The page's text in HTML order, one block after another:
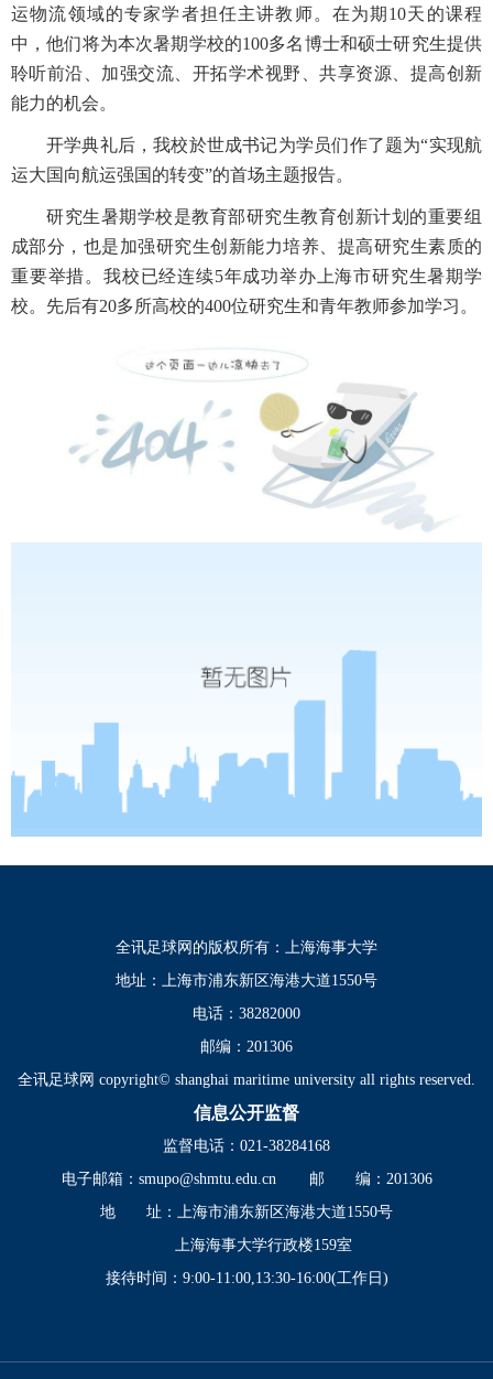
运物流领域的专家学者担任主讲教师。在为期10天的课程
中，他们将为本次暑期学校的100多名博士和硕士研究生提供
聆听前沿、加强交流、开拓学术视野、共享资源、提高创新
能力的机会。
开学典礼后，我校於世成书记为学员们作了题为“实现航
运大国向航运强国的转变”的首场主题报告。
研究生暑期学校是教育部研究生教育创新计划的重要组
成部分，也是加强研究生创新能力培养、提高研究生素质的
重要举措。我校已经连续5年成功举办上海市研究生暑期学
校。先后有20多所高校的400位研究生和青年教师参加学习。
全讯足球网的版权所有：上海海事大学
地址：上海市浦东新区海港大道1550号
电话：38282000
邮编：201306
全讯足球网 copyright© shanghai maritime university all rights reserved.
信息公开监督
监督电话：021-38284168
电子邮箱： smupo@shmtu.edu.cn
邮 编：201306
地 址：上海市浦东新区海港大道1550号
上海海事大学行政楼159室
接待时间：9:00-11:00,13:30-16:00(工作日)